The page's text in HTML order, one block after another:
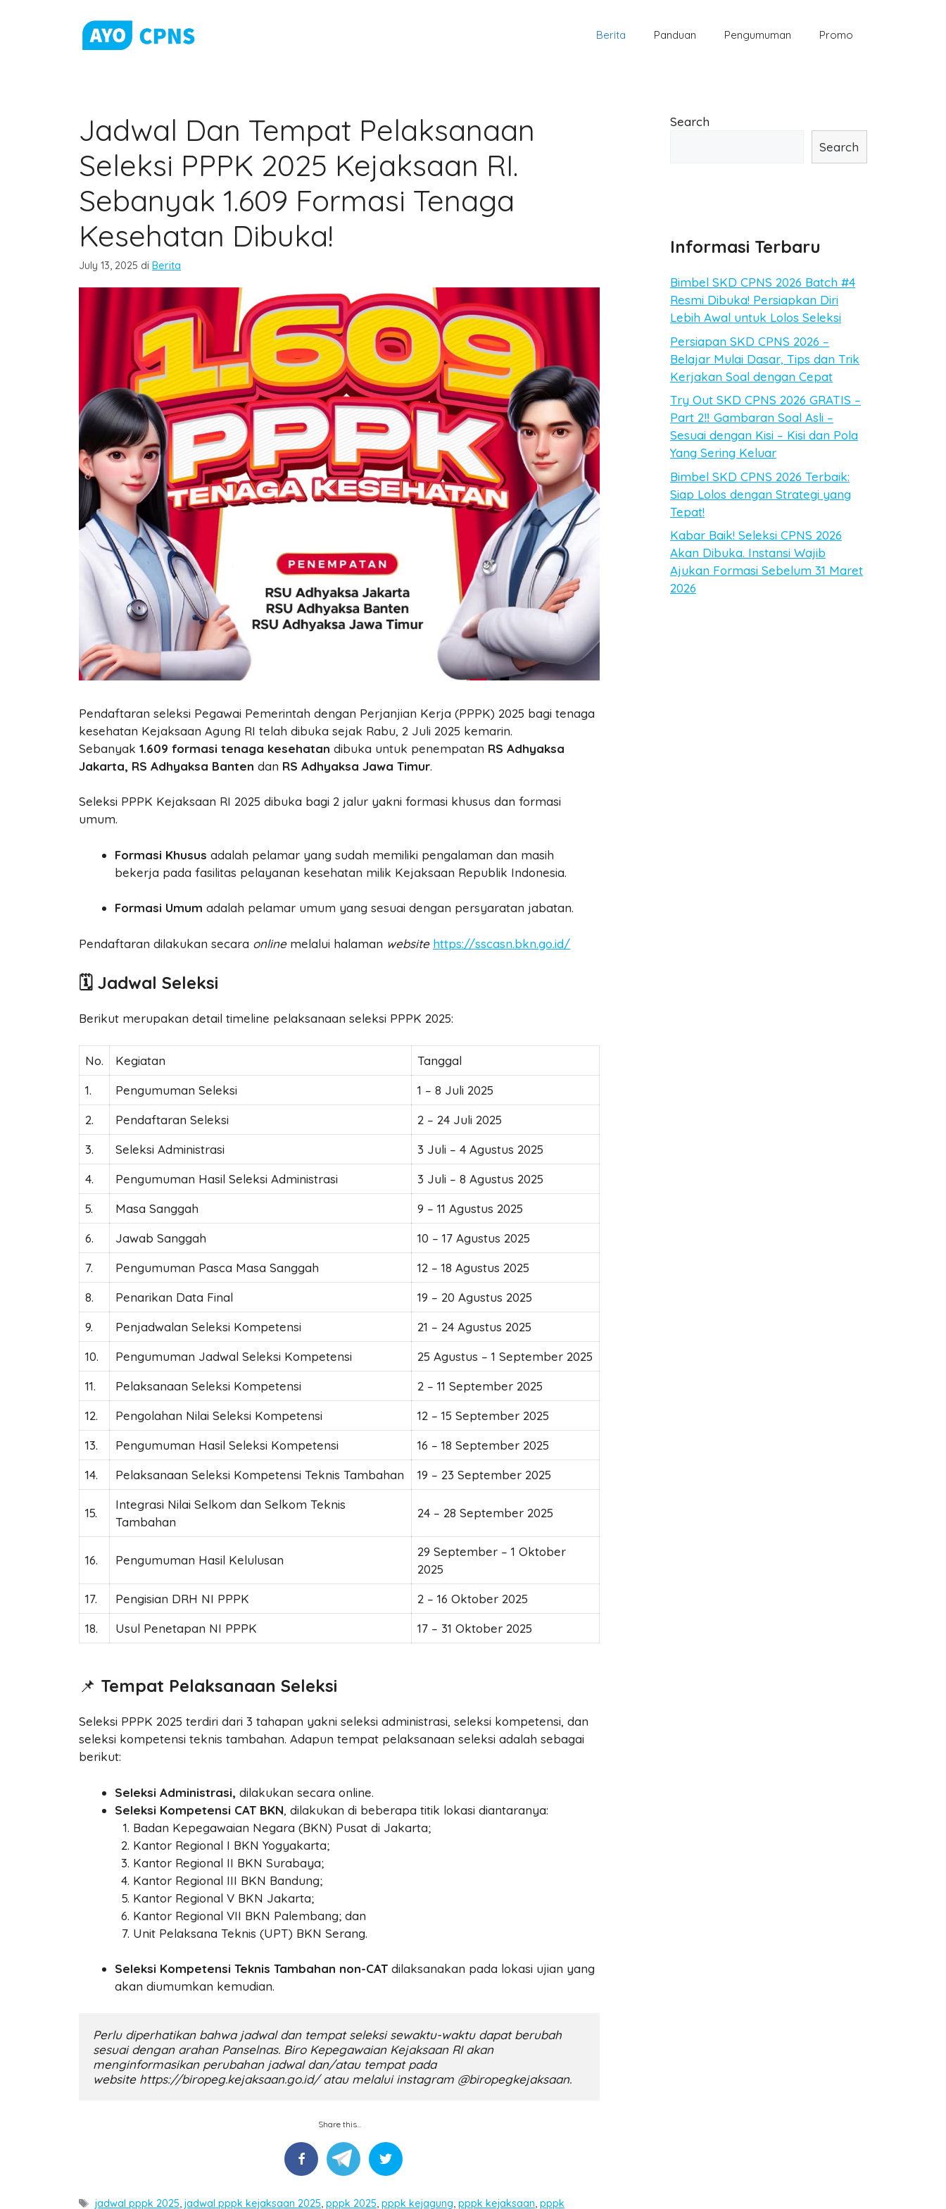
Berita Panduan Pengumuman Promo
Jadwal Dan Tempat Pelaksanaan
Seleksi PPPK 2025 Kejaksaan RI.
Sebanyak 1.609 Formasi Tenaga
Kesehatan Dibuka!
July 13, 2025 di Categories
Berita
Pendaftaran seleksi Pegawai Pemerintah dengan Perjanjian Kerja (PPPK) 2025 bagi tenaga
kesehatan Kejaksaan Agung RI telah dibuka sejak Rabu, 2 Juli 2025 kemarin.
Sebanyak 1.609 formasi tenaga kesehatan dibuka untuk penempatan RS Adhyaksa
Jakarta, RS Adhyaksa Banten dan RS Adhyaksa Jawa Timur.
Seleksi PPPK Kejaksaan RI 2025 dibuka bagi 2 jalur yakni formasi khusus dan formasi
umum.
Formasi Khusus adalah pelamar yang sudah memiliki pengalaman dan masih
bekerja pada fasilitas pelayanan kesehatan milik Kejaksaan Republik Indonesia.
Formasi Umum adalah pelamar umum yang sesuai dengan persyaratan jabatan.
Pendaftaran dilakukan secara online melalui halaman website https://sscasn.bkn.go.id/
🗓️ Jadwal Seleksi
Berikut merupakan detail timeline pelaksanaan seleksi PPPK 2025:
No. Kegiatan
Tanggal
1.
Pengumuman Seleksi
1 – 8 Juli 2025
2.
Pendaftaran Seleksi
2 – 24 Juli 2025
3.
Seleksi Administrasi
3 Juli – 4 Agustus 2025
4.
Pengumuman Hasil Seleksi Administrasi
3 Juli – 8 Agustus 2025
5.
Masa Sanggah
9 – 11 Agustus 2025
6.
Jawab Sanggah
10 – 17 Agustus 2025
7.
Pengumuman Pasca Masa Sanggah
12 – 18 Agustus 2025
8.
Penarikan Data Final
19 – 20 Agustus 2025
9.
Penjadwalan Seleksi Kompetensi
21 – 24 Agustus 2025
10.
Pengumuman Jadwal Seleksi Kompetensi
25 Agustus – 1 September 2025
11.
Pelaksanaan Seleksi Kompetensi
2 – 11 September 2025
12.
Pengolahan Nilai Seleksi Kompetensi
12 – 15 September 2025
13.
Pengumuman Hasil Seleksi Kompetensi
16 – 18 September 2025
14.
Pelaksanaan Seleksi Kompetensi Teknis Tambahan 19 – 23 September 2025
15.
Integrasi Nilai Selkom dan Selkom Teknis
Tambahan
24 – 28 September 2025
16. Pengumuman Hasil Kelulusan
29 September – 1 Oktober
2025
17.
Pengisian DRH NI PPPK
2 – 16 Oktober 2025
18.
Usul Penetapan NI PPPK 17 – 31 Oktober 2025
📌 Tempat Pelaksanaan Seleksi
Seleksi PPPK 2025 terdiri dari 3 tahapan yakni seleksi administrasi, seleksi kompetensi, dan
seleksi kompetensi teknis tambahan. Adapun tempat pelaksanaan seleksi adalah sebagai
berikut:
Seleksi Administrasi, dilakukan secara online.
Seleksi Kompetensi CAT BKN, dilakukan di beberapa titik lokasi diantaranya:
Badan Kepegawaian Negara (BKN) Pusat di Jakarta;
Kantor Regional I BKN Yogyakarta;
Kantor Regional II BKN Surabaya;
Kantor Regional III BKN Bandung;
Kantor Regional V BKN Jakarta;
Kantor Regional VII BKN Palembang; dan
Unit Pelaksana Teknis (UPT) BKN Serang.
Seleksi Kompetensi Teknis Tambahan non-CAT dilaksanakan pada lokasi ujian yang
akan diumumkan kemudian.
Perlu diperhatikan bahwa jadwal dan tempat seleksi sewaktu-waktu dapat berubah
sesuai dengan arahan Panselnas. Biro Kepegawaian Kejaksaan RI akan
menginformasikan perubahan jadwal dan/atau tempat pada
website https://biropeg.kejaksaan.go.id/ atau melalui instagram @biropegkejaksaan.
Share this...
Tags
jadwal pppk 2025,jadwal pppk kejaksaan 2025,pppk 2025,pppk kejagung,pppk kejaksaan,pppk
Search
Search
Informasi Terbaru
Bimbel SKD CPNS 2026 Batch #4
Resmi Dibuka! Persiapkan Diri
Lebih Awal untuk Lolos Seleksi
Persiapan SKD CPNS 2026 –
Belajar Mulai Dasar, Tips dan Trik
Kerjakan Soal dengan Cepat
Try Out SKD CPNS 2026 GRATIS –
Part 2‼️ Gambaran Soal Asli –
Sesuai dengan Kisi – Kisi dan Pola
Yang Sering Keluar
Bimbel SKD CPNS 2026 Terbaik:
Siap Lolos dengan Strategi yang
Tepat!
Kabar Baik! Seleksi CPNS 2026
Akan Dibuka. Instansi Wajib
Ajukan Formasi Sebelum 31 Maret
2026